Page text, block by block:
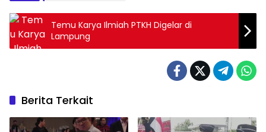
Temu Karya Ilmiah PTKH Digelar di
Lampung
Berita Terkait